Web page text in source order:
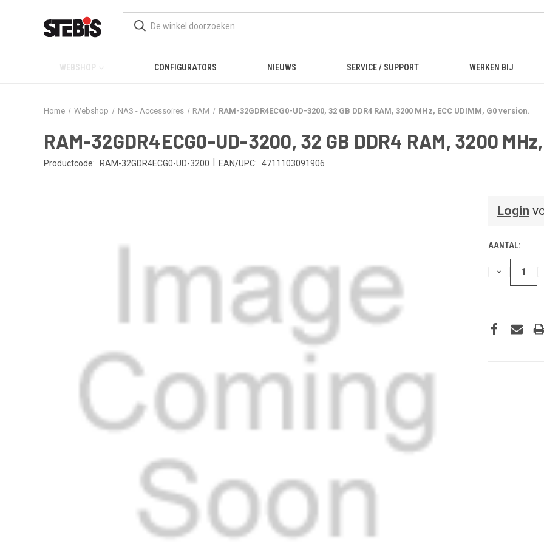
WEBSHOP CONFIGURATORS NIEUWS SERVICE / SUPPORT WERKEN BIJ
Home Webshop NAS - Accessoires RAM RAM-32GDR4ECG0-UD-3200, 32 GB DDR4 RAM, 3200 MHz, ECC UDIMM, G0 version.
RAM-32GDR4ECG0-UD-3200, 32 GB DDR4 RAM, 3200
Productcode: RAM-32GDR4ECG0-UD-3200 EAN/UPC: 4711103091906
Login
AANTAL: